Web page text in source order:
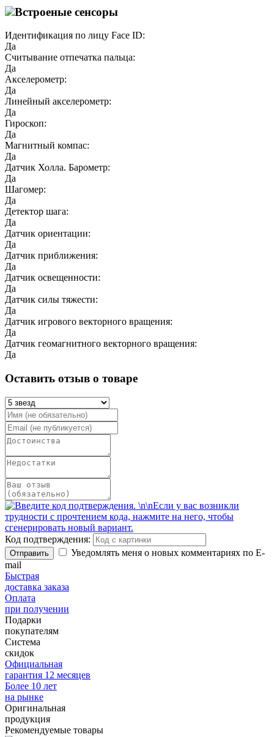
Встроеные сенсоры
Идентификация по лицу Face ID:
Да
Считывание отпечатка пальца:
Да
Акселерометр:
Да
Линейный акселерометр:
Да
Гироскоп:
Да
Магнитный компас:
Да
Датчик Холла. Барометр:
Да
Шагомер:
Да
Детектор шага:
Да
Датчик ориентации:
Да
Датчик приближения:
Да
Датчик освещенности:
Да
Датчик силы тяжести:
Да
Датчик игрового векторного вращения:
Да
Датчик геомагнитного векторного вращения:
Да
Оставить отзыв о товаре
Код подтверждения:
Отправить
Уведомлять меня о новых комментариях по E-
mail
Быстрая
доставка заказа
Оплата
при получении
Подарки
покупателям
Система
скидок
Официальная
гарантия 12 месяцев
Более 10 лет
на рынке
Оригинальная
продукция
Рекомендуемые товары